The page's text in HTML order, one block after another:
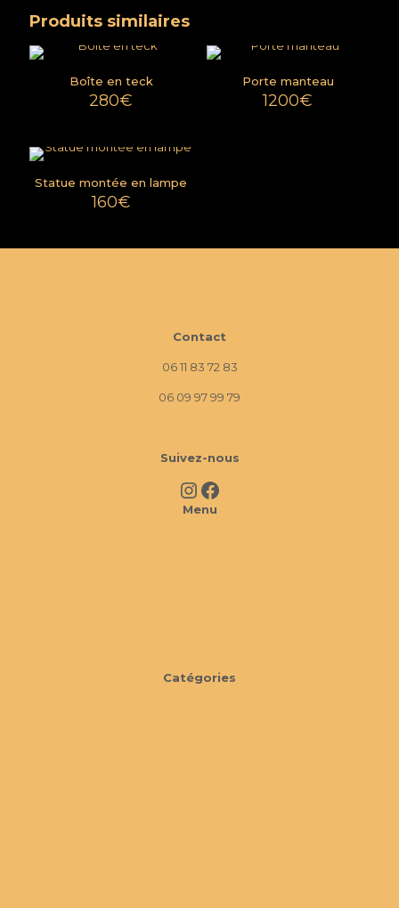
Produits similaires
Boîte en teck
280€
Porte manteau
1200€
Statue montée en lampe
160€
Contact
06 11 83 72 83
06 09 97 99 79
Suivez-nous
InstagramFacebook
Menu
Catégories